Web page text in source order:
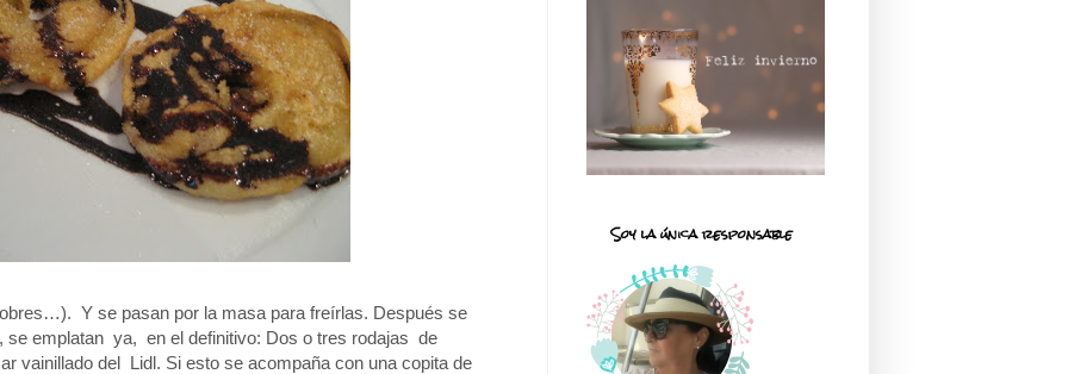
Y se pasan por la masa para freírlas. Después se
se emplatan ya, en el definitivo: Dos o tres rodajas de
vainillado del Lidl. Si esto se acompaña con una copita de
Soy la única responsable